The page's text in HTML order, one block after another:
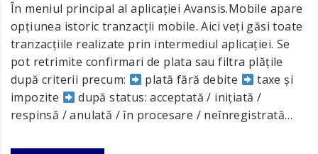
În meniul principal al aplicației Avansis.Mobile apare
opțiunea istoric tranzacții mobile. Aici veți găsi toate
tranzacțiile realizate prin intermediul aplicației. Se
pot retrimite confirmari de plata sau filtra plățile
după criterii precum:
plată fără debite
taxe și
impozite
după status: acceptată / inițiată /
respinsă / anulată / în procesare / neînregistrată…